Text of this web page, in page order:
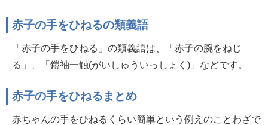
赤子の手をひねるの類義語
「赤子の手をひねる」の類義語は、「赤子の腕をねじ
る」、「鎧袖一触(がいしゅういっしょく)」などです。
赤子の手をひねるまとめ
赤ちゃんの手をひねるくらい簡単という例えのことわざで